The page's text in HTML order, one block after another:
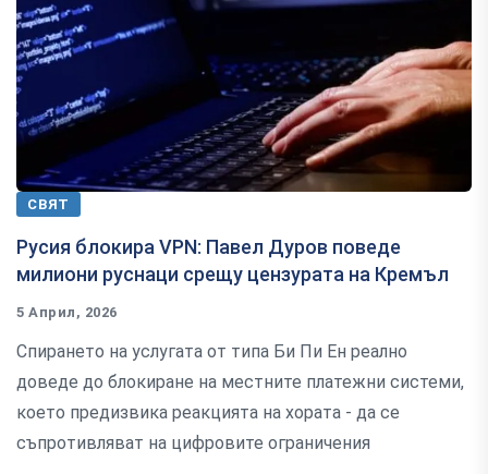
СВЯТ
Русия блокира VPN: Павел Дуров поведе
милиони руснаци срещу цензурата на Кремъл
5 Април, 2026
Спирането на услугата от типа Би Пи Ен реално
доведе до блокиране на местните платежни системи,
което предизвика реакцията на хората - да се
съпротивляват на цифровите ограничения